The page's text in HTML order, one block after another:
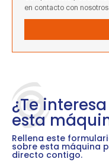
en contacto con
¿Te interesa
esta
Rellena este
sobre esta máquina
directo contigo.